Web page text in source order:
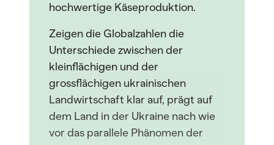
hochwertige Käseproduktion.
Zeigen die Globalzahlen die
Unterschiede zwischen der
kleinflächigen und der
grossflächigen ukrainischen
Landwirtschaft klar auf, prägt auf
dem Land in der Ukraine nach wie
vor das parallele Phänomen der